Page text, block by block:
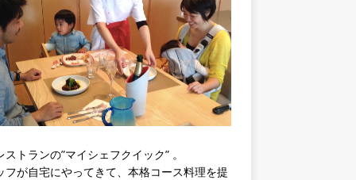
ストランの”マイシェフクイック” 。
フが自宅にやってきて、本格コース料理を提